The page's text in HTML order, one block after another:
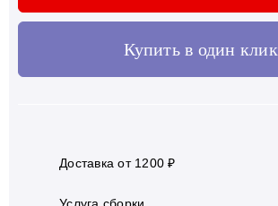
Купить в один клик
Доставка от 1200 ₽